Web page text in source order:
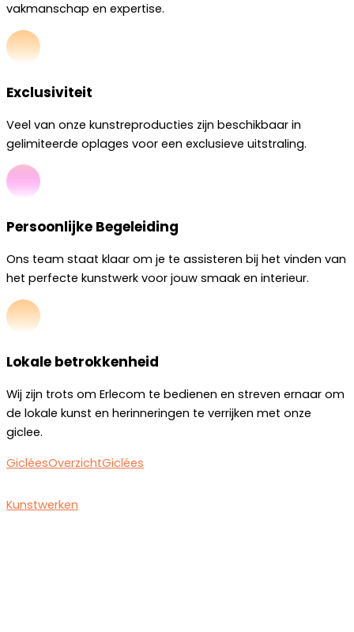
vakmanschap en expertise.
Exclusiviteit
Veel van onze kunstreproducties zijn beschikbaar in
gelimiteerde oplages voor een exclusieve uitstraling.
Persoonlijke Begeleiding
Ons team staat klaar om je te assisteren bij het vinden van
het perfecte kunstwerk voor jouw smaak en interieur.
Lokale betrokkenheid
Wij zijn trots om Erlecom te bedienen en streven ernaar om
de lokale kunst en herinneringen te verrijken met onze
giclee.
GicléesOverzichtGiclées
Kunstwerken